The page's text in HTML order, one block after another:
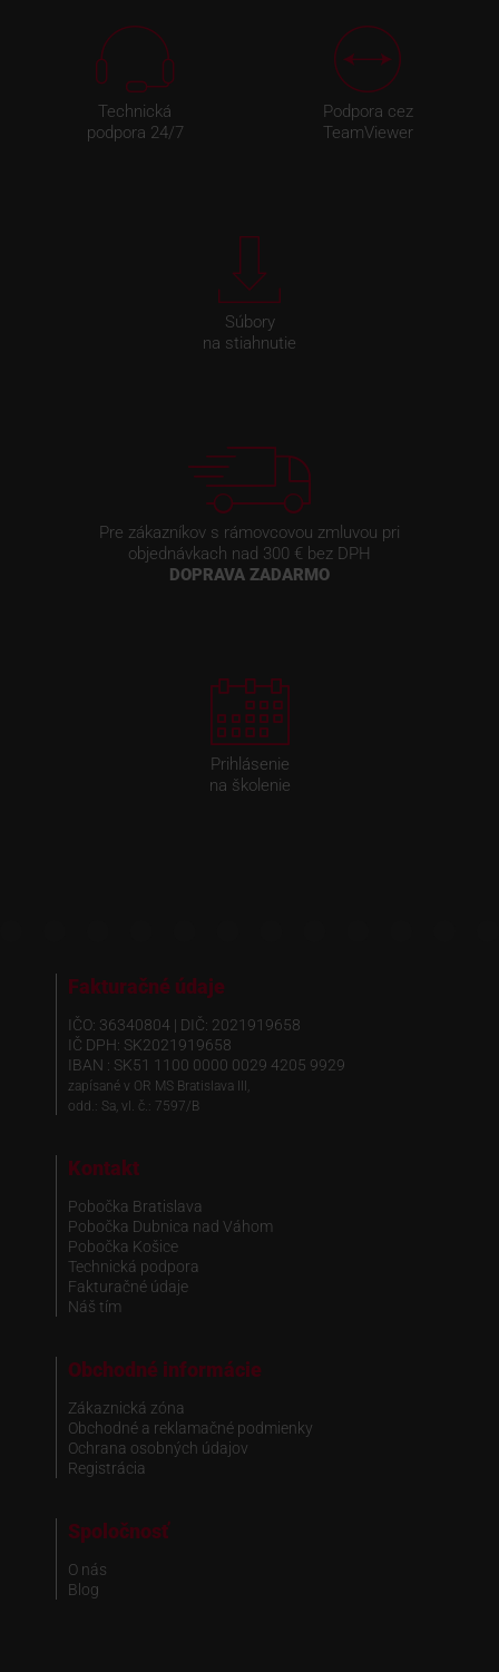
Technická
podpora 24/7
Podpora cez
TeamViewer
Súbory
na stiahnutie
Pre zákazníkov s rámovcovou zmluvou pri
objednávkach nad 300 € bez DPH
DOPRAVA ZADARMO
Prihlásenie
na školenie
Fakturačné údaje
IČO: 36340804 | DIČ: 2021919658
IČ DPH: SK2021919658
IBAN : SK51 1100 0000 0029 4205 9929
zapísané v OR MS Bratislava III,
odd.: Sa, vl. č.: 7597/B
Kontakt
Pobočka Bratislava
Pobočka Dubnica nad Váhom
Pobočka Košice
Technická podpora
Fakturačné údaje
Náš tím
Obchodné informácie
Zákaznická zóna
Obchodné a reklamačné podmienky
Ochrana osobných údajov
Registrácia
Spoločnosť
O nás
Blog